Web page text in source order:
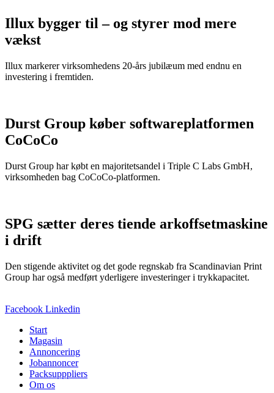
Illux bygger til – og styrer mod mere
vækst
Illux markerer virksomhedens 20-års jubilæum med endnu en
investering i fremtiden.
Durst Group køber softwareplatformen
CoCoCo
Durst Group har købt en majoritetsandel i Triple C Labs GmbH,
virksomheden bag CoCoCo-platformen.
SPG sætter deres tiende arkoffsetmaskine
i drift
Den stigende aktivitet og det gode regnskab fra Scandinavian Print
Group har også medført yderligere investeringer i trykkapacitet.
Facebook Linkedin
Start
Magasin
Annoncering
Jobannoncer
Packsupppliers
Om os